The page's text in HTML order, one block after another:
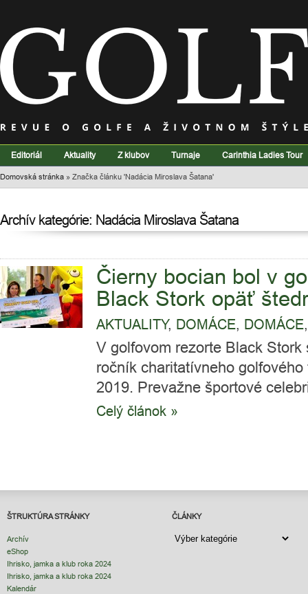
Editoriál Aktuality Z klubov Turnaje Carinthia Ladies Tour
Domovská stránka » Značka článku 'Nadácia Miroslava Šatana'
Archív kategórie: Nadácia Miroslava Šatana
Čierny bocian bol v
Black Stork opäť
AKTUALITY, DOMÁCE, DOMÁCE
V golfovom rezorte Black
ročník charitatívneho
2019. Prevažne športové
Celý článok »
ŠTRUKTÚRA STRÁNKY
Archív
eShop
Ihrisko, jamka a klub roka 2024
Ihrisko, jamka a klub roka 2024
Kalendár
ČLÁNKY
ČLÁNKY